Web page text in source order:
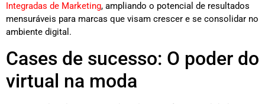
Integradas de Marketing, ampliando o potencial de resultados
mensuráveis para marcas que visam crescer e se consolidar no
ambiente digital.
Cases de sucesso: O poder do
virtual na moda